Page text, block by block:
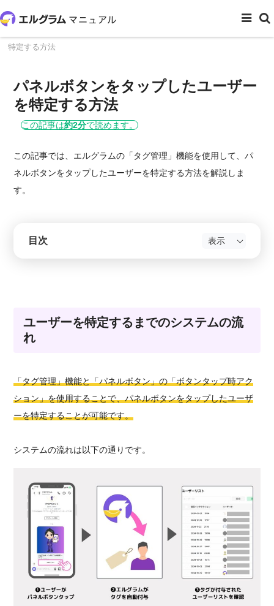
特定する方法
パネルボタンをタップしたユーザー
を特定する方法
この記事は約2分で読めます。
この記事では、エルグラムの「タグ管理」機能を使用して、パ
ネルボタンをタップしたユーザーを特定する方法を解説しま
す。
目次
ユーザーを特定するまでのシステムの流
れ
「タグ管理」機能と「パネルボタン」の「ボタンタップ時アク
ション」を使用することで、パネルボタンをタップしたユーザ
ーを特定することが可能です。
システムの流れは以下の通りです。